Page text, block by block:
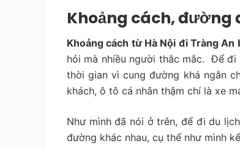
Khoảng cách, đường
Khoảng cách từ Hà Nội đi Tràng An
hỏi mà nhiều người thắc mắc. Để
thời gian vì cung đường khá ngắn
khách, ô tô cá nhân thậm chí là xe
Như mình đã nói ở trên, để đi du
đường khác nhau, cụ thể như mình